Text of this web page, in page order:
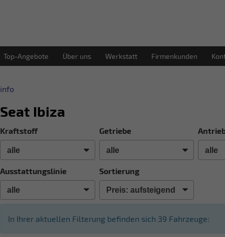
Top-Angebote Über uns Werkstatt Firmenkunden
info
Seat Ibiza
Kraftstoff Getriebe
Ausstattungslinie Sortierung
In Ihrer aktuellen Filterung befinden sich 39 Fahrzeuge: